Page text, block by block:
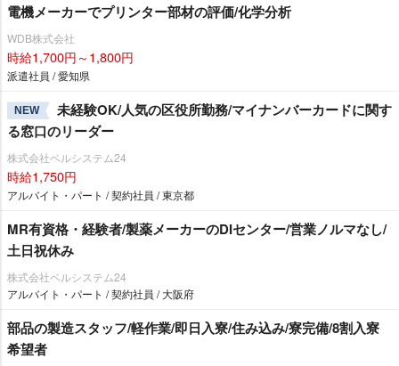
電機メーカーでプリンター部材の評価/化学分析
WDB株式会社
時給1,700円～1,800円
派遣社員 / 愛知県
NEW
未経験OK/人気の区役所勤務/マイナンバーカードに関す
る窓口のリーダー
株式会社ベルシステム24
時給1,750円
アルバイト・パート / 契約社員 / 東京都
MR有資格・経験者/製薬メーカーのDIセンター/営業ノルマなし/
土日祝休み
株式会社ベルシステム24
アルバイト・パート / 契約社員 / 大阪府
部品の製造スタッフ/軽作業/即日入寮/住み込み/寮完備/8割入寮
希望者